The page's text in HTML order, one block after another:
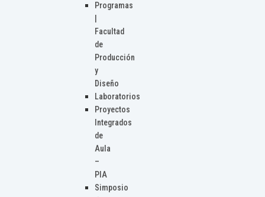
Programas
Facultad
de
Producción
y
Diseño
Laboratorios
Proyectos
Integrados
de
Aula
–
PIA
Simposio